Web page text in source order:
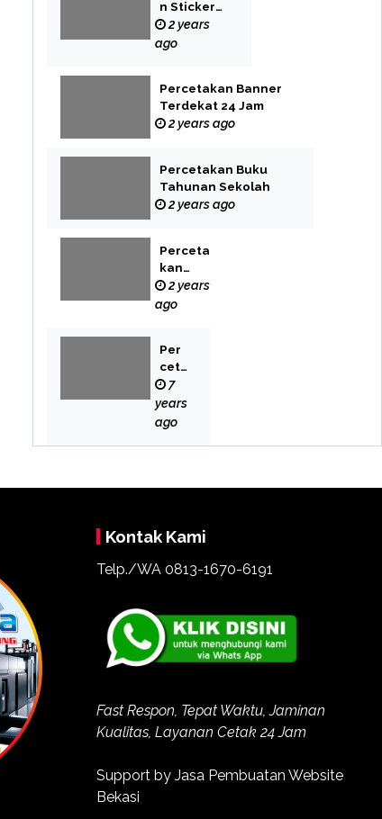
n Sticker
Label
2 years
ago
Percetakan Banner
Terdekat 24 Jam
2 years ago
Percetakan Buku
Tahunan Sekolah
2 years ago
Perceta
kan
Buku
Novel
2 years
ago
Per
cet
aka
n
Bek
7
years
ago
Kontak Kami
Telp./WA 0813-1670-6191
Fast Respon, Tepat Waktu, Jaminan
Kualitas, Layanan Cetak 24 Jam
Support by Jasa Pembuatan Website
Bekasi